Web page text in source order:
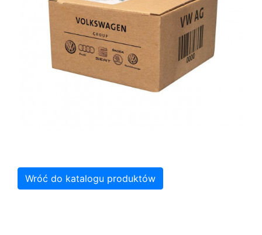
Wróć do katalogu produktów